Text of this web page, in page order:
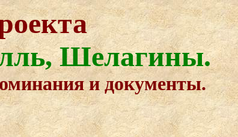
Шелагины.
и документы.